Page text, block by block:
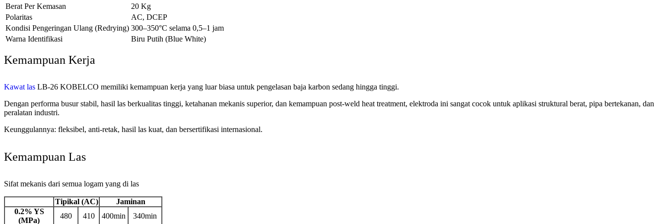
Berat Per Kemasan
20 Kg
Polaritas
AC, DCEP
Kondisi Pengeringan Ulang (Redrying) 300–350°C selama 0,5–1 jam
Warna Identifikasi
Biru Putih (Blue White)
Kemampuan Kerja
Kawat las LB-26 KOBELCO memiliki kemampuan kerja yang luar biasa untuk pengelasan baja karbon sedang hingga tinggi.
Dengan performa busur stabil, hasil las berkualitas tinggi, ketahanan mekanis superior, dan kemampuan post-weld heat treatment, elektroda ini sangat cocok untuk aplikasi struktural berat, pipa bertekanan, dan
peralatan industri.
Keunggulannya: fleksibel, anti-retak, hasil las kuat, dan bersertifikasi internasional.
Kemampuan Las
Sifat mekanis dari semua logam yang di las
Tipikal (AC)
Jaminan
0.2% YS
(MPa)
480 410 400min
340min